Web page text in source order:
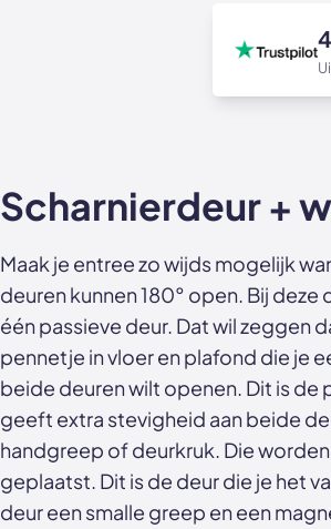
Scharnierdeur +
Maak je entree zo wijds mogelijk
deuren kunnen 180° open. Bij
één passieve deur. Dat wil zeggen
pennetje in vloer en plafond die je
beide deuren wilt openen. Dit is de
geeft extra stevigheid aan beide
handgreep of deurkruk. Die
geplaatst. Dit is de deur die je het
deur een smalle greep en een